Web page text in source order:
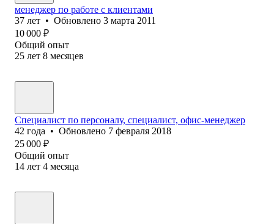
менеджер по работе с клиентами
37 лет • Обновлено 3 марта 2011
10 000 ₽
Общий опыт
25 лет 8 месяцев
Специалист по персоналу, специалист, офис-менеджер
42 года • Обновлено 7 февраля 2018
25 000 ₽
Общий опыт
14 лет 4 месяца